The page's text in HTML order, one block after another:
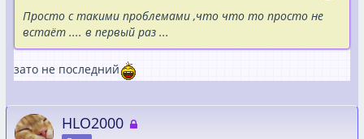
Просто с такими проблемами ,что что то просто не
встаёт .... в первый раз ...
зато не последний
HLO2000